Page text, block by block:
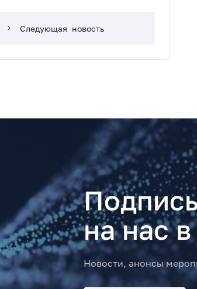
Следующая новость
на нас
Новости, анонсы